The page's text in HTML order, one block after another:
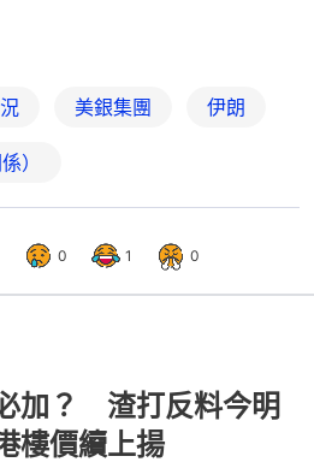
美銀集團 伊朗
）
0 1 0
加？ 渣打反料今明
樓價續上揚